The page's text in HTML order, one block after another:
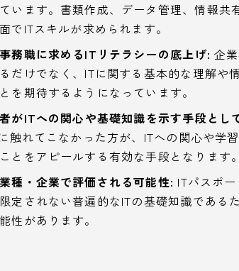
います。書類作成、データ管理、情報共
でITスキルが求められます。
務職に求めるITリテラシーの底上げ: 企
だけでなく、ITに関する基本的な理解や
を期待するようになっています。
がITへの関心や基礎知識を示す手段とし
触れてこなかった方が、ITへの関心や学
とをアピールする有効な手段となります。
種・企業で評価される可能性: ITパスポ
定されない普遍的なITの基礎知識である
性があります。